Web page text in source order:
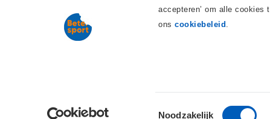
accepteren’ om alle cookies
onscookiebeleid .
Toestemmingsselectie
Noodzakelijk